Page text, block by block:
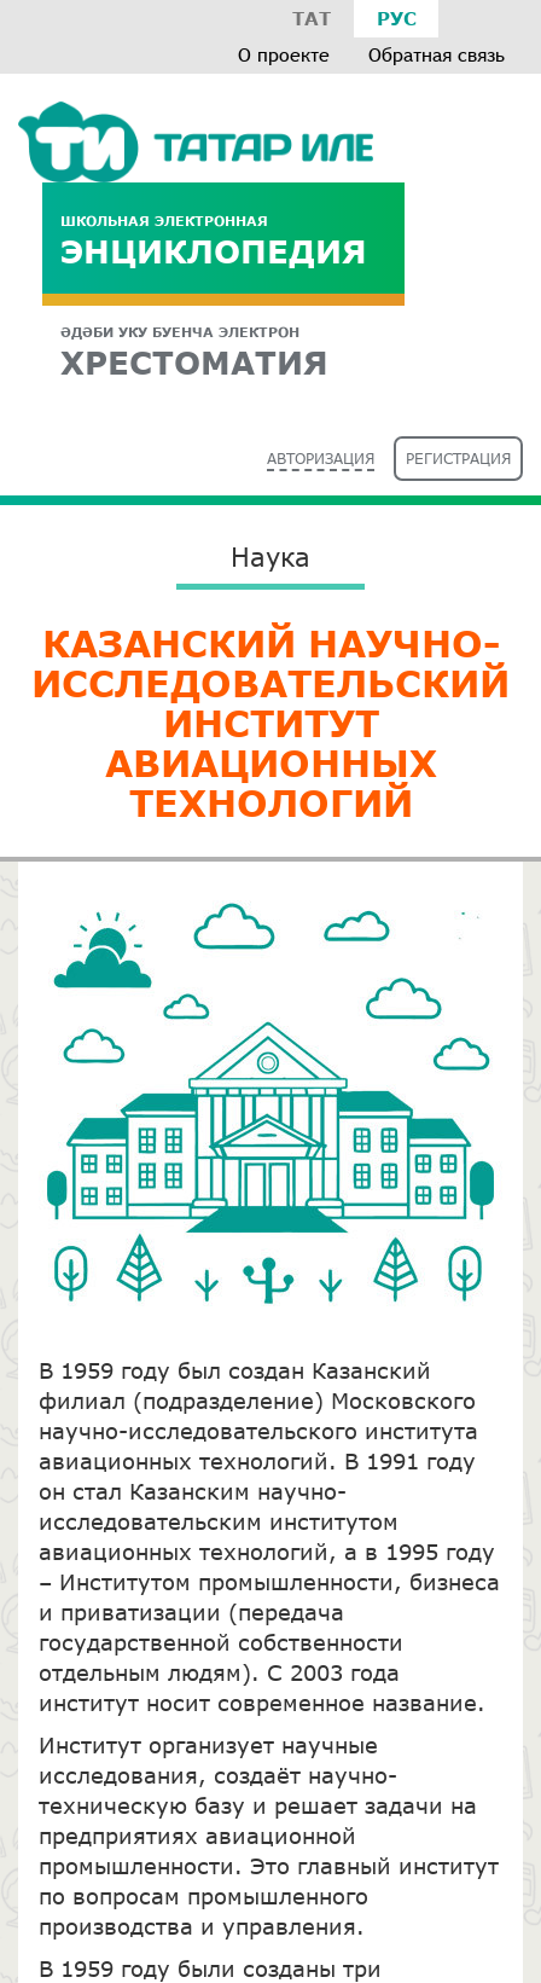
ТАТ РУС
О проекте Обратная связь
ШКОЛЬНАЯ ЭЛЕКТРОННАЯ
ЭНЦИКЛОПЕДИЯ
ӘДӘБИ УКУ БУЕНЧА ЭЛЕКТРОН
ХРЕСТОМАТИЯ
АВТОРИЗАЦИЯ РЕГИСТРАЦИЯ
Наука
КАЗАНСКИЙ НАУЧНО-
ИССЛЕДОВАТЕЛЬСКИЙ
ИНСТИТУТ
АВИАЦИОННЫХ
ТЕХНОЛОГИЙ
В 1959 году был создан Казанский
филиал (подразделение) Московского
научно-исследовательского института
авиационных технологий. В 1991 году
он стал Казанским научно-
исследовательским институтом
авиационных технологий, а в 1995 году
– Институтом промышленности, бизнеса
и приватизации (передача
государственной собственности
отдельным людям). С 2003 года
институт носит современное название.
Институт организует научные
исследования, создаёт научно-
техническую базу и решает задачи на
предприятиях авиационной
промышленности. Это главный институт
по вопросам промышленного
производства и управления.
В 1959 году были созданы три